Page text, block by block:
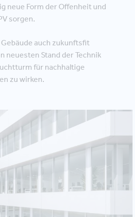
neue Form der Offenheit und
sorgen.
auch zukunftsfit
neuesten Stand der Technik
für nachhaltige
zu wirken.